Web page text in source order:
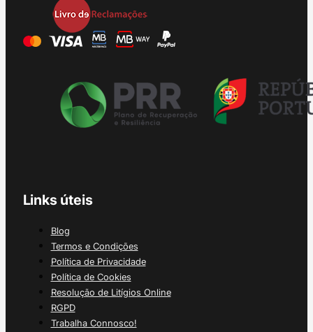
Links úteis
Blog
Termos e Condições
Política de Privacidade
Política de Cookies
Resolução de Litígios Online
RGPD
Trabalha Connosco!